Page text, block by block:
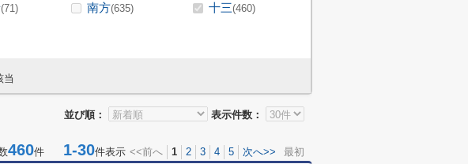
(71) 南方(635) 十三(460)
当
並び順： 表示件数：
460件 1-30件表示 <<前へ 1 2 3 4 5 次へ>> 最初